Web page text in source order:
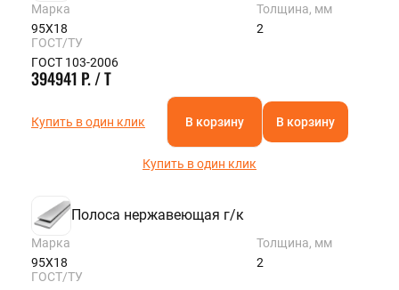
Марка
95Х18
Толщина, мм
2
ГОСТ/ТУ
ГОСТ 103-2006
394941 Р. / Т
Купить в один клик В корзину В корзину
Купить в один клик
Полоса нержавеющая г/к
Марка
95Х18
Толщина, мм
2
ГОСТ/ТУ